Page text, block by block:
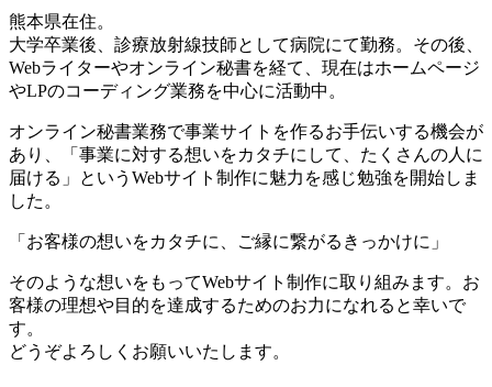
熊本県在住。
大学卒業後、診療放射線技師として病院にて勤務。その後、
Webライターやオンライン秘書を経て、現在はホームページ
やLPのコーディング業務を中心に活動中。
オンライン秘書業務で事業サイトを作るお手伝いする機会が
あり、「事業に対する想いをカタチにして、たくさんの人に
届ける」というWebサイト制作に魅力を感じ勉強を開始しま
した。
「お客様の想いをカタチに、ご縁に繋がるきっかけに」
そのような想いをもってWebサイト制作に取り組みます。お
客様の理想や目的を達成するためのお力になれると幸いで
す。
どうぞよろしくお願いいたします。